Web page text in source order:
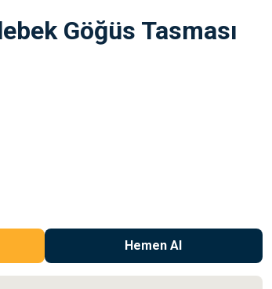
Göğüs Tasması
Hemen Al